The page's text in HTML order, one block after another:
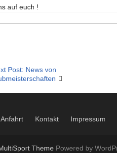
auf euch !
Post: News von
Anfahrt Kontakt Impressum
Theme Powered by